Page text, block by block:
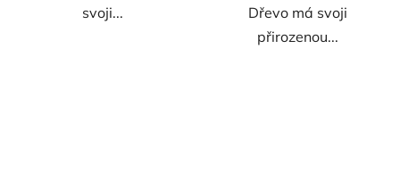
svoji...
Dřevo má svoji
přirozenou...